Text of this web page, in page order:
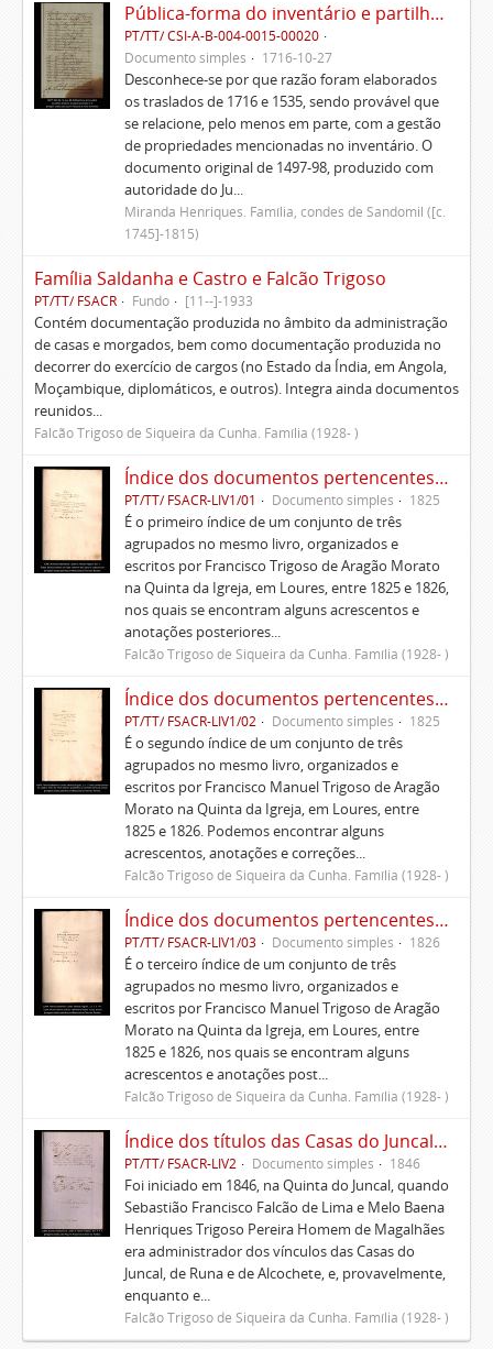
Pública-forma do inventário e partilhas dos bens de Vasco Queimado
PT/TT/ CSI-A-B-004-0015-00020
Documento simples
1716-10-27
Desconhece-se por que razão foram elaborados
os traslados de 1716 e 1535, sendo provável que
se relacione, pelo menos em parte, com a gestão
de propriedades mencionadas no inventário. O
documento original de 1497-98, produzido com
autoridade do Ju...
Miranda Henriques. Família, condes de Sandomil ([c.
1745]-1815)
Família Saldanha e Castro e Falcão Trigoso
PT/TT/ FSACR Fundo [11--]-1933
Contém documentação produzida no âmbito da administração
de casas e morgados, bem como documentação produzida no
decorrer do exercício de cargos (no Estado da Índia, em Angola,
Moçambique, diplomáticos, e outros). Integra ainda documentos
reunidos...
Falcão Trigoso de Siqueira da Cunha. Família (1928- )
Índice dos documentos pertencentes à Casa que administra Francisco Trigoso de Aragão Morato no termo de Lisboa e suas anexas
PT/TT/ FSACR-LIV1/01 Documento simples 1825
É o primeiro índice de um conjunto de três
agrupados no mesmo livro, organizados e
escritos por Francisco Trigoso de Aragão Morato
na Quinta da Igreja, em Loures, entre 1825 e 1826,
nos quais se encontram alguns acrescentos e
anotações posteriores...
Falcão Trigoso de Siqueira da Cunha. Família (1928- )
Índice dos documentos pertencentes à Casa que administra Francisco Trigoso de Aragão Morato no termo de Torres Vedras, a Quinta Nova e Carmões com suas anexas
PT/TT/ FSACR-LIV1/02 Documento simples 1825
É o segundo índice de um conjunto de três
agrupados no mesmo livro, organizados e
escritos por Francisco Manuel Trigoso de Aragão
Morato na Quinta da Igreja, em Loures, entre
1825 e 1826. Podemos encontrar alguns
acrescentos, anotações e correções...
Falcão Trigoso de Siqueira da Cunha. Família (1928- )
Índice dos documentos pertencentes à Casa que administra Francisco Trigoso de Aragão Morato na Ponte da Pedra, termo da vila da Atalaia, e suas anexas
PT/TT/ FSACR-LIV1/03 Documento simples 1826
É o terceiro índice de um conjunto de três
agrupados no mesmo livro, organizados e
escritos por Francisco Manuel Trigoso de Aragão
Morato na Quinta da Igreja, em Loures, entre
1825 e 1826, nos quais se encontram alguns
acrescentos e anotações post...
Falcão Trigoso de Siqueira da Cunha. Família (1928- )
Índice dos títulos das Casas do Juncal, de Runa e de Alcochete
PT/TT/ FSACR-LIV2 Documento simples 1846
Foi iniciado em 1846, na Quinta do Juncal, quando
Sebastião Francisco Falcão de Lima e Melo Baena
Henriques Trigoso Pereira Homem de Magalhães
era administrador dos vínculos das Casas do
Juncal, de Runa e de Alcochete, e, provavelmente,
enquanto e...
Falcão Trigoso de Siqueira da Cunha. Família (1928- )